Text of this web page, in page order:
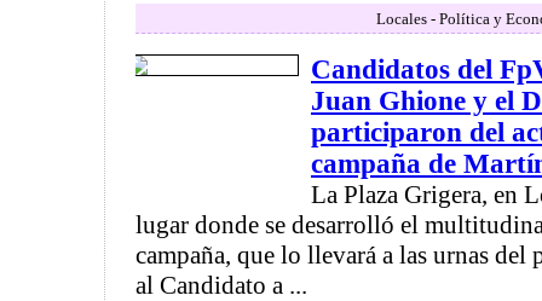
Locales - Política y
Candidatos del
Juan Ghione y el
participaron del
campaña de
La Plaza Grigera, en
lugar donde se desarrolló el
campaña, que lo llevará a las urnas
al Candidato a ...